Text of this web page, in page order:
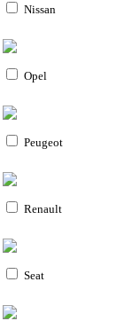
Nissan
Opel
Peugeot
Renault
Seat